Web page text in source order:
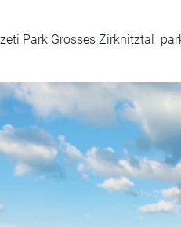
Park Grosses Zirknitztal